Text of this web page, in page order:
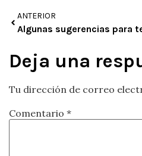
ANTERIOR
Deja una
Tu dirección de correo
Comentario *